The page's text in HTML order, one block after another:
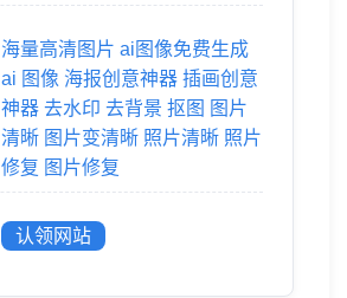
海量高清图片 ai图像免费生成
ai 图像 海报创意神器 插画创意
神器 去水印 去背景 抠图 图片
清晰 图片变清晰 照片清晰 照片
修复 图片修复
认领网站